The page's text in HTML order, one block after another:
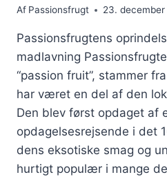
Af Passionsfrugt 23.
Passionsfrugtens
madlavning
“passion fruit”, stammer
har været en del af den
Den blev først opdaget af
opdagelsesrejsende i det
dens eksotiske smag og
hurtigt populær i mange